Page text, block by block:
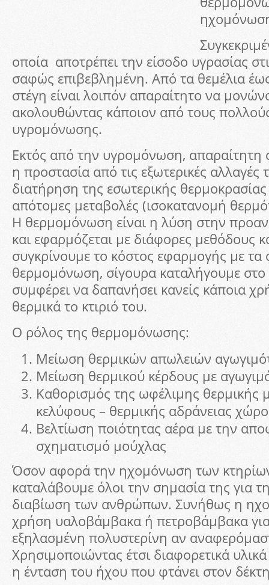
οποία αποτρέπει την είσοδο υγρασίας
σαφώς επιβεβλημένη. Από τα θεμέλια
στέγη είναι λοιπόν απαραίτητο να
ακολουθώντας κάποιον από τους
υγρομόνωσης.
Εκτός από την υγρομόνωση, απαραίτητη
η προστασία από τις εξωτερικές αλλαγές
διατήρηση της εσωτερικής
απότομες μεταβολές (ισοκατανομή
Η θερμομόνωση είναι η λύση στην
και εφαρμόζεται με διάφορες μεθόδους
συγκρίνουμε το κόστος εφαρμογής με
θερμομόνωση, σίγουρα καταλήγουμε
συμφέρει να δαπανήσει κανείς κάποια
θερμικά το κτιριό του.
Ο ρόλος της θερμομόνωσης:
Μείωση θερμικών απωλειών
Μείωση θερμικού κέρδους με
Καθορισμός της ωφέλιμης θερμικής
κελύφους – θερμικής αδράνειας
Βελτίωση ποιότητας αέρα με την
σχηματισμό μούχλας
Όσον αφορά την ηχομόνωση των
καταλάβουμε όλοι την σημασία της για
διαβίωση των ανθρώπων. Συνήθως η
χρήση υαλοβάμβακα ή πετροβάμβακα για
εξηλασμένη πολυστερίνη αν
Χρησιμοποιώντας έτσι διαφορετικά υλικά
η ένταση του ήχου που φτάνει στον